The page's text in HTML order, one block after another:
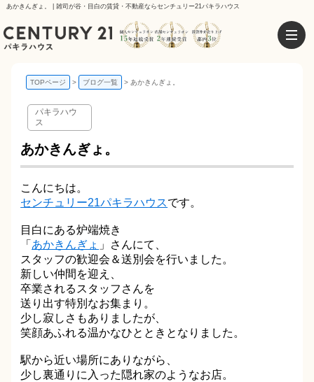
あかきんぎょ。 | 雑司が谷・目白の賃貸・不動産ならセンチュリー21パキラハウス
TOPページ ブログ一覧 あかきんぎょ。
パキラハウ
ス
あかきんぎょ。
こんにちは。
センチュリー21パキラハウスです。
目白にある炉端焼き
「 あかきんぎょ 」さんにて、
スタッフの歓迎会＆送別会を行いました。
新しい仲間を迎え、
卒業されるスタッフさんを
送り出す特別なお集まり。
少し寂しさもありましたが、
笑顔あふれる温かなひとときとなりました。
駅から近い場所にありながら、
少し裏通りに入った隠れ家のようなお店。